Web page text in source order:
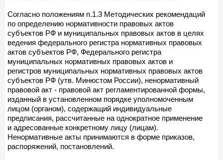
Согласно положениям п.1.3 Методических рекомендаций
по определению нормативности правовых актов
субъектов РФ и муниципальных правовых актов в целях
ведения федерального регистра нормативных правовых
актов субъектов РФ, Федерального регистра
муниципальных нормативных правовых актов и
регистров муниципальных нормативных правовых актов
субъектов РФ (утв. Минюстом России), ненормативный
правовой акт - правовой акт регламентированной формы,
изданный в установленном порядке уполномоченным
лицом (органом), содержащий индивидуальные
предписания, рассчитанные на однократное применение
и адресованные конкретному лицу (лицам).
Ненормативные акты принимаются в форме приказов,
распоряжений, постановлений.